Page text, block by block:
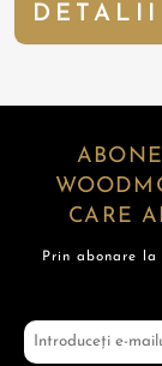
CARE
Prin abonare la